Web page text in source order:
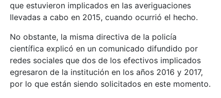
que estuvieron implicados en las averiguaciones
llevadas a cabo en 2015, cuando ocurrió el hecho.
No obstante, la misma directiva de la policía
científica explicó en un comunicado difundido por
redes sociales que dos de los efectivos implicados
egresaron de la institución en los años 2016 y 2017,
por lo que están siendo solicitados en este momento.